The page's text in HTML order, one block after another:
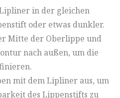
in der gleichen
oder etwas dunkler.
Mitte der Oberlippe und
nach außen, um die
mit dem Lipliner aus, um
des Lippenstifts zu